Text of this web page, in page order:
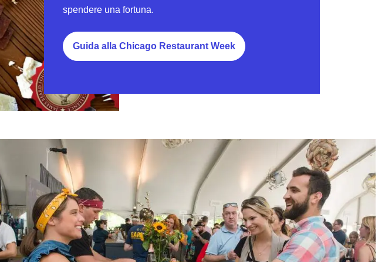
spendere una fortuna.
Guida alla Chicago Restaurant Week
Chicago Gourmet (settembre)